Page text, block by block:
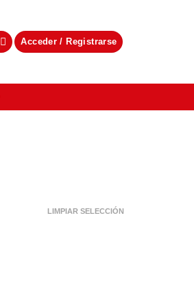
Acceder / Registrarse
LIMPIAR SELECCIÓN